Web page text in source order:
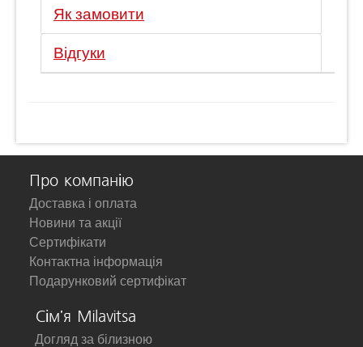
Як замовити
Відгуки
Про компанію
Доставка і оплата
Новини та акції
Сертифікати
Контактна інформація
Подарунковий сертифікат
Сім'я Milavitsa
Догляд за білизною